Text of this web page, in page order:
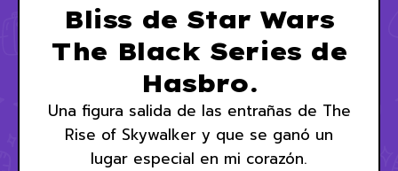
Bliss de Star Wars
The Black Series de
Hasbro.
Una figura salida de las entrañas de The
Rise of Skywalker y que se ganó un
lugar especial en mi corazón.